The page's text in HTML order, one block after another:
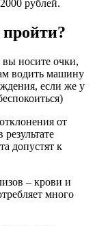
рублей.
вы носите очки,
водить машину
если же у
от
допустят к
– крови и
много